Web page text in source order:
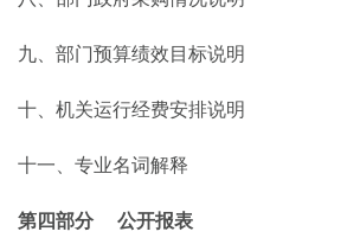
九、部门预算绩效目标说明
十、机关运行经费安排说明
十一、专业名词解释
第四部分 公开报表